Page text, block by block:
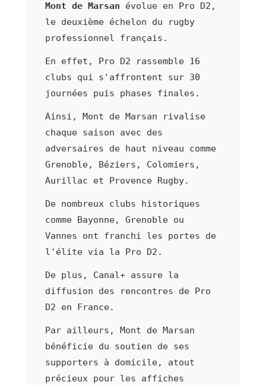
Mont de Marsan évolue en Pro D2,
le deuxième échelon du rugby
professionnel français.
En effet, Pro D2 rassemble 16
clubs qui s'affrontent sur 30
journées puis phases finales.
Ainsi, Mont de Marsan rivalise
chaque saison avec des
adversaires de haut niveau comme
Grenoble, Béziers, Colomiers,
Aurillac et Provence Rugby.
De nombreux clubs historiques
comme Bayonne, Grenoble ou
Vannes ont franchi les portes de
l'élite via la Pro D2.
De plus, Canal+ assure la
diffusion des rencontres de Pro
D2 en France.
Par ailleurs, Mont de Marsan
bénéficie du soutien de ses
supporters à domicile, atout
précieux pour les affiches